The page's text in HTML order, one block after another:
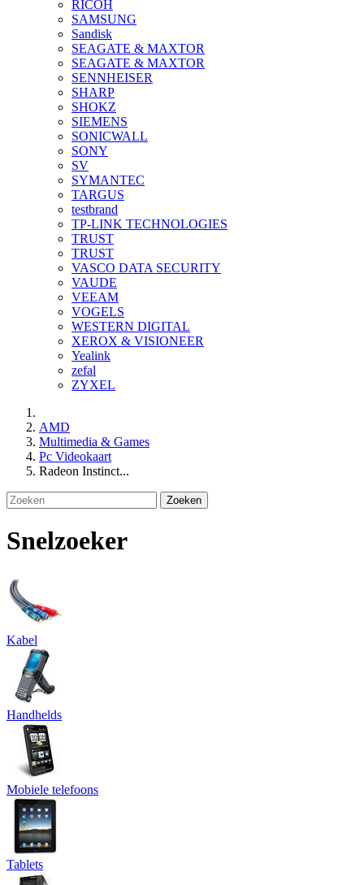
RICOH
SAMSUNG
Sandisk
SEAGATE & MAXTOR
SEAGATE & MAXTOR
SENNHEISER
SHARP
SHOKZ
SIEMENS
SONICWALL
SONY
SV
SYMANTEC
TARGUS
testbrand
TP-LINK TECHNOLOGIES
TRUST
TRUST
VASCO DATA SECURITY
VAUDE
VEEAM
VOGELS
WESTERN DIGITAL
XEROX & VISIONEER
Yealink
zefal
ZYXEL
AMD
Multimedia & Games
Pc Videokaart
Radeon Instinct...
Zoeken
Snelzoeker
Kabel
Handhelds
Mobiele telefoons
Tablets